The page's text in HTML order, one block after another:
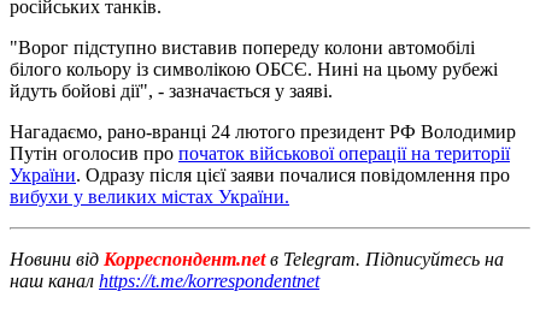
російських танків.
"Ворог підступно виставив попереду колони автомобілі
білого кольору із символікою ОБСЄ. Нині на цьому рубежі
йдуть бойові дії", - зазначається у заяві.
Нагадаємо, рано-вранці 24 лютого президент РФ Володимир
Путін оголосив про початок військової операції на території
України. Одразу після цієї заяви почалися повідомлення про
вибухи у великих містах України.
Новини від Корреспондент.netв Telegram. Підписуйтесь на
наш канал https://t.me/korrespondentnet